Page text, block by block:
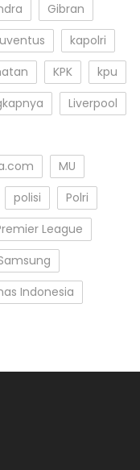
Gibran
kapolri
KPK
kpu
Liverpool
MU
polisi
Polri
League
Indonesia